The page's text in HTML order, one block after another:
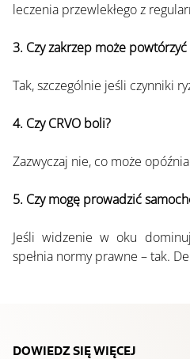
leczenia przewlekłego z
3. Czy zakrzep może
Tak, szczególnie jeśli czynniki
4. Czy CRVO boli?
Zazwyczaj nie, co może
5. Czy mogę prowadzić
Jeśli widzenie w oku
spełnia normy prawne – tak.
DOWIEDZ SIĘ WIĘCEJ